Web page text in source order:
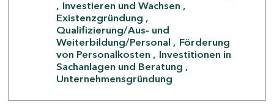
Investieren und Wachsen
Existenzgründung
Qualifizierung/Aus- und
Weiterbildung/Personal
Förderung
von Personalkosten
Investitionen in
Sachanlagen und Beratung
Unternehmensgründung